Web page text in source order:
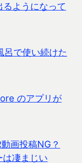
ようになって
呂で使い続けた
のアプリが
画投稿NG？
凄まじい